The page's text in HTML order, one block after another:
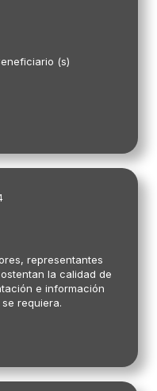
(s)
representantes
la calidad de
e información
requiera.